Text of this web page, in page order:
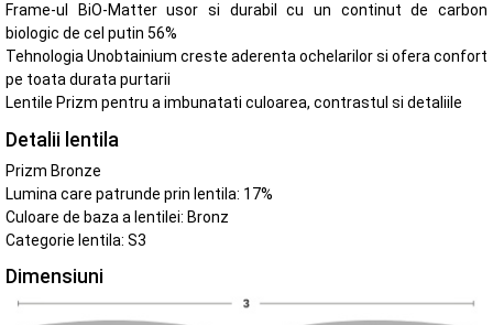
Frame-ul BiO-Matter usor si durabil cu un continut de carbon
biologic de cel putin 56%
Tehnologia Unobtainium creste aderenta ochelarilor si ofera confort
pe toata durata purtarii
Lentile Prizm pentru a imbunatati culoarea, contrastul si detaliile
Detalii lentila
Prizm Bronze
Lumina care patrunde prin lentila: 17%
Culoare de baza a lentilei: Bronz
Categorie lentila: S3
Dimensiuni